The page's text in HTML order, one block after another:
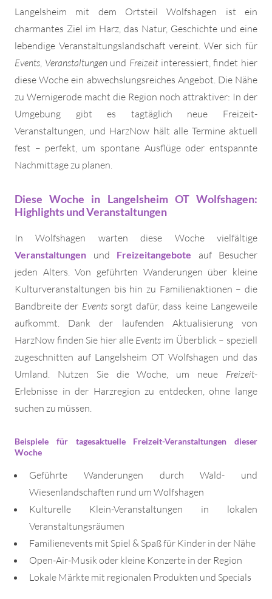
Langelsheim mit dem Ortsteil Wolfshagen ist ein
charmantes Ziel im Harz, das Natur, Geschichte und eine
lebendige Veranstaltungslandschaft vereint. Wer sich für
Events, Veranstaltungenund Freizeitinteressiert, findet hier
diese Woche ein abwechslungsreiches Angebot. Die Nähe
zu Wernigerode macht die Region noch attraktiver: In der
Umgebung gibt es tagtäglich neue Freizeit-
Veranstaltungen, und HarzNow hält alle Termine aktuell
fest – perfekt, um spontane Ausflüge oder entspannte
Nachmittage zu planen.
Diese Woche in Langelsheim OT Wolfshagen:
Highlights und Veranstaltungen
In Wolfshagen warten diese Woche vielfältige
Veranstaltungen und Freizeitangebote auf Besucher
jeden Alters. Von geführten Wanderungen über kleine
Kulturveranstaltungen bis hin zu Familienaktionen – die
Bandbreite der Eventssorgt dafür, dass keine Langeweile
aufkommt. Dank der laufenden Aktualisierung von
HarzNow finden Sie hier alle Events im Überblick – speziell
zugeschnitten auf Langelsheim OT Wolfshagen und das
Umland. Nutzen Sie die Woche, um neue Freizeit-
Erlebnisse in der Harzregion zu entdecken, ohne lange
suchen zu müssen.
Beispiele für tagesaktuelle Freizeit-Veranstaltungen dieser
Woche
Geführte Wanderungen durch Wald- und
Wiesenlandschaften rund um Wolfshagen
Kulturelle Klein-Veranstaltungen in lokalen
Veranstaltungsräumen
Familienevents mit Spiel & Spaß für Kinder in der Nähe
Open-Air-Musik oder kleine Konzerte in der Region
Lokale Märkte mit regionalen Produkten und Specials